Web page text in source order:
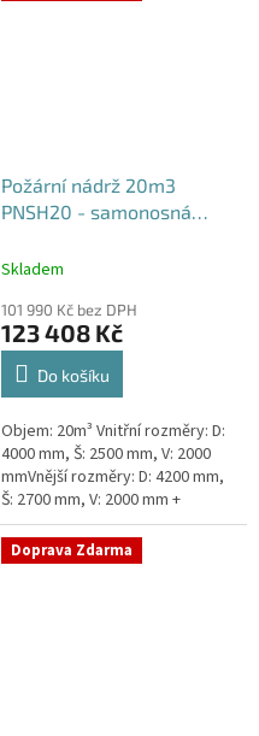
Požární nádrž 20m3
PNSH20 - samonosná
Skladem
101 990 Kč bez DPH
123 408 Kč
Do košíku
Objem: 20m³ Vnitřní rozměry: D:
4000 mm, Š: 2500 mm, V: 2000
mmVnější rozměry: D: 4200 mm,
Š: 2700 mm, V: 2000 mm +
komínek Běžná doba dodání 2-3
týdny od objednávky. Rozměry...
Doprava Zdarma